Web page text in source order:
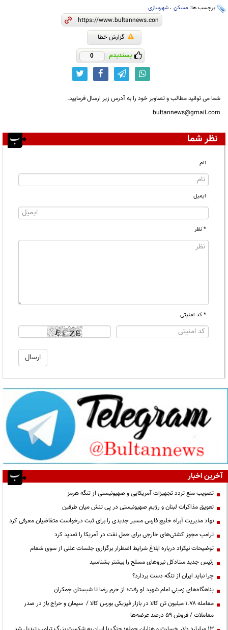
برچسب ها: مسکن ، شهرسازی
گزارش خطا
پسندیدم 0
شما می توانید مطالب و تصاویر خود را به آدرس زیر ارسال فرمایید.
bultannews@gmail.com
نظر شما
نام
ایمیل
* نظر
* کد امنیتی
آخرین اخبار
تصویب منع تردد تجهیزات آمریکایی و صهیونیستی از تنگه هرمز
تعویق مذاکرات لبنان و رژیم صهیونیستی در پی تنش میان طرفین
نهاد مدیریت آبراه خلیج فارس مسیر جدیدی را برای ثبت درخواست متقاضیان معرفی کرد
ترامپ مجوز کشتی‌های خارجی برای حمل نفت در آمریکا را تمدید کرد
توضیحات نیکزاد درباره ابلاغ شرایط اضطرار برگزاری جلسات علنی از سوی شعام
رئیس جدید ستادکل نیروهای مسلح را بیشتر بشناسید
چرا نباید ایران از تنگه دست بردارد؟
پناهگاه‌های زمینیِ امام شهید لو رفت؛ از حرم رضا تا شبستان جمکران
معامله ۱.۷۸ میلیون تن کالا در بازار فیزیکی بورس کالا / سیمان و حراج باز در صدر
معاملات / فروش ۵۹ درصد عرضه‌ها